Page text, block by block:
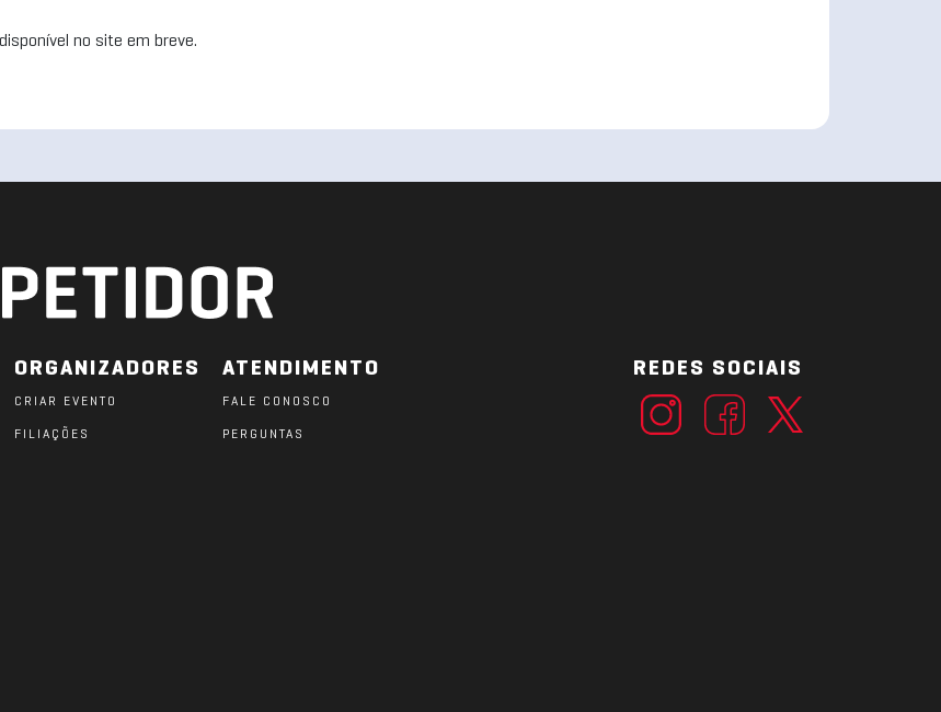
no site em breve.
ORGANIZADORES
CRIAR EVENTO
FILIAÇÕES
ATENDIMENTO
FALE CONOSCO
PERGUNTAS
REDES SOCIAIS